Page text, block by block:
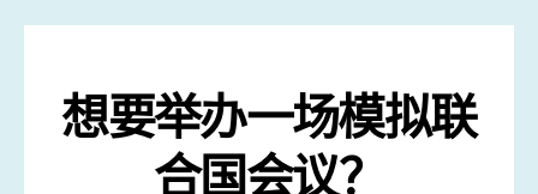
想要举办一场模拟联
合国会议？